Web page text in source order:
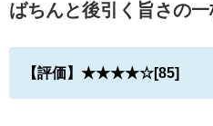
ばちんと後引く旨さの一
【評価】★★★★☆[85]